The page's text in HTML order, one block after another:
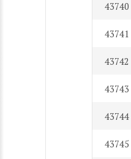
43740
43741
43742
43743
43744
43745